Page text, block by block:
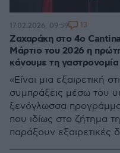
Ζαχαράκη στο 4ο
Μάρτιο του 2026 η
κάνουμε τη
«Είναι μια εξαιρετική
συμπράξεις μέσω του
ξενόγλωσσα
που ιδίως στο ζήτημα
παράξουν εξαιρετικές
17.02.2026, 09:59 13